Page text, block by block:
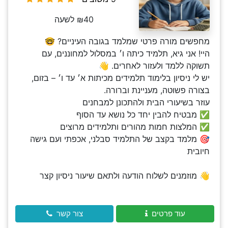
₪40 לשעה
מחפשים מורה פרטי שמלמד בגובה העיניים? 🤓
היי! אני גיא, תלמיד כיתה ו׳ במסלול למחוננים, עם
תשוקה ללמד ולעזור לאחרים. 👋
יש לי ניסיון בלימוד תלמידים מכיתות א׳ עד ו׳ – בזום,
בצורה פשוטה, מעניינת וברורה.
עוזר בשיעורי הבית ולהתכונן למבחנים
✅ מבטיח להבין יחד כל נושא עד הסוף
✅ המלצות חמות מהורים ותלמידים מרוצים
🎯 מלמד בקצב של התלמיד סבלני, אכפתי ועם גישה
חיובית
👋 מוזמנים לשלוח הודעה ולתאם שיעור ניסיון קצר
עוד פרטים צור קשר